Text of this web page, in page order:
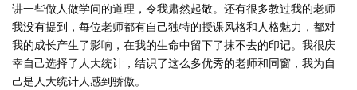
讲一些做人做学问的道理，令我肃然起敬。还有很多教过我的老师
我没有提到，每位老师都有自己独特的授课风格和人格魅力，都对
我的成长产生了影响，在我的生命中留下了抹不去的印记。我很庆
幸自己选择了人大统计，结识了这么多优秀的老师和同窗，我为自
己是人大统计人感到骄傲。